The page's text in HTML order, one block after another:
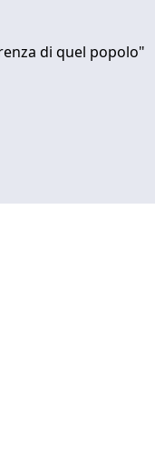
di quel popolo"